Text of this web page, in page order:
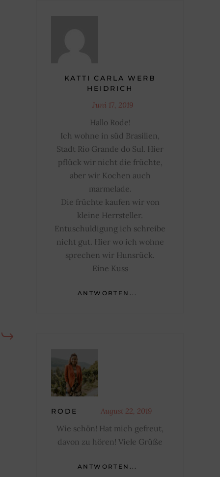
KATTI CARLA WERB
HEIDRICH
Juni 17, 2019
Hallo Rode!
Ich wohne in süd Brasilien,
Stadt Rio Grande do Sul. Hier
pflück wir nicht die früchte,
aber wir Kochen auch
marmelade.
Die früchte kaufen wir von
kleine Herrsteller.
Entuschuldigung ich schreibe
nicht gut. Hier wo ich wohne
sprechen wir Hunsrück.
Eine Kuss
ANTWORTEN...
RODE August 22, 2019
Wie schön! Hat mich gefreut,
davon zu hören! Viele Grüße
ANTWORTEN...